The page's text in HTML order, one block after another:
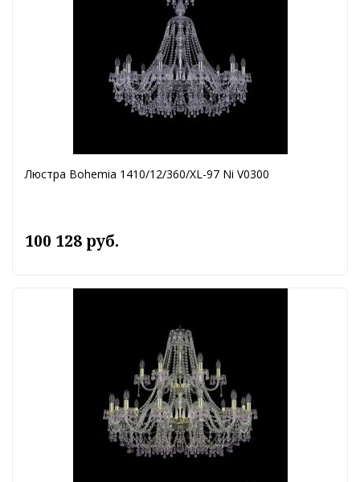
Люстра Bohemia 1410/12/360/XL-97 Ni V0300
100 128 руб.